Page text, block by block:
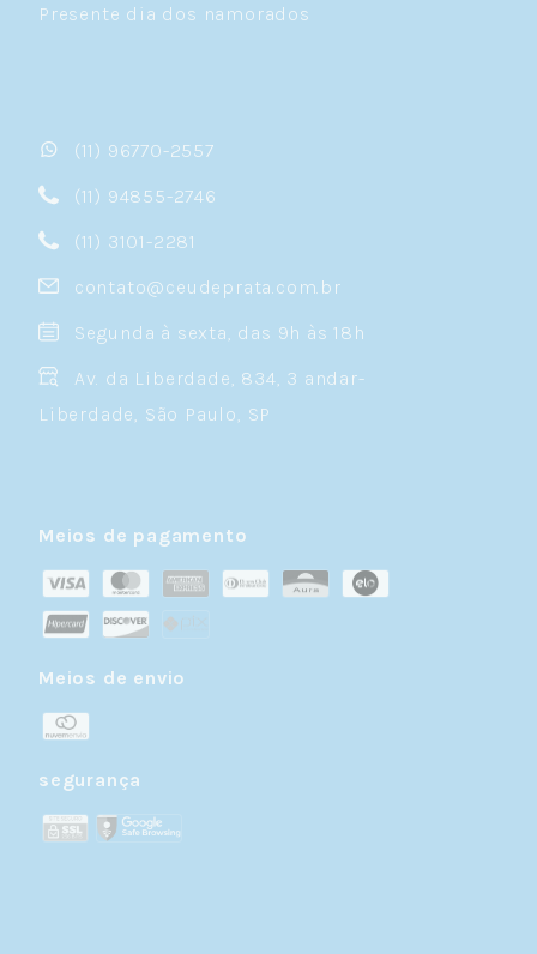
Presente dia dos namorados
(11) 96770-2557
(11) 94855-2746
(11) 3101-2281
contato@ceudeprata.com.br
Segunda à sexta, das 9h às 18h
Av. da Liberdade, 834, 3 andar-
Liberdade, São Paulo, SP
Meios de pagamento
Meios de envio
segurança